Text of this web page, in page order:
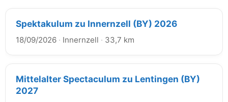
Spektakulum zu Innernzell (BY) 2026
18/09/2026 · Innernzell · 33,7 km
Mittelalter Spectaculum zu Lentingen (BY)
2027